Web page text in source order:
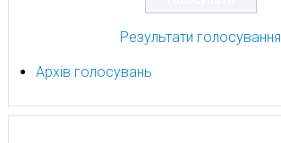
Результати голосування
Архів голосувань